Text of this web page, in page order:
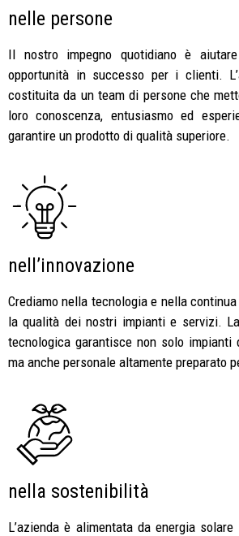
nelle persone
Il nostro impegno quotidiano è
opportunità in successo per i clienti.
costituita da un team di persone che
loro conoscenza, entusiasmo ed
garantire un prodotto di qualità superiore.
nell’innovazione
Crediamo nella tecnologia e nella
la qualità dei nostri impianti e servizi.
tecnologica garantisce non solo impianti
ma anche personale altamente preparato
nella sostenibilità
L’azienda è alimentata da energia